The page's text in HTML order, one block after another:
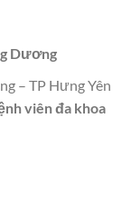
Dương
– TP Hưng Yên
viên đa khoa